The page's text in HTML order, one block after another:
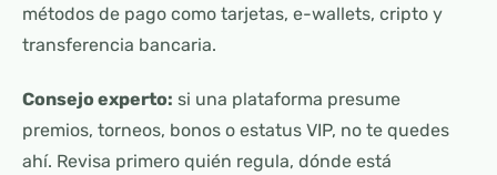
métodos de pago como tarjetas, e-wallets, cripto y
transferencia bancaria.
Consejo experto: si una plataforma presume
premios, torneos, bonos o estatus VIP, no te quedes
ahí. Revisa primero quién regula, dónde está